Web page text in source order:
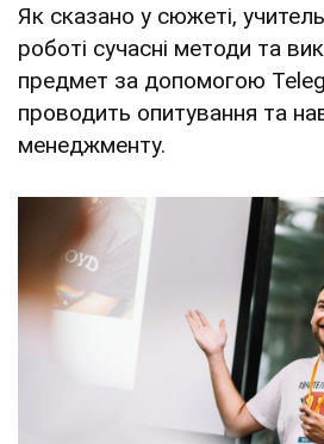
Як сказано у сюжеті,
роботі сучасні методи та
предмет за допомогою
проводить опитування та
менеджменту.